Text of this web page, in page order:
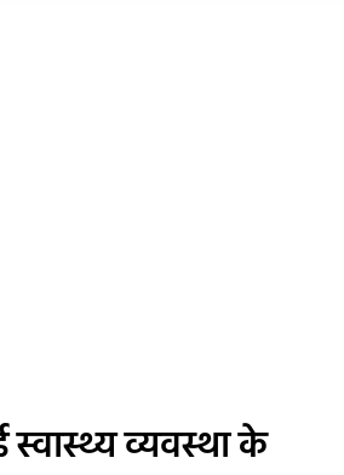
स्वास्थ्य व्यवस्था के